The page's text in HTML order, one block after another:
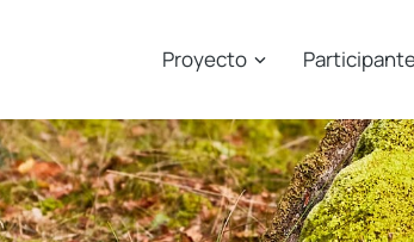
Proyecto